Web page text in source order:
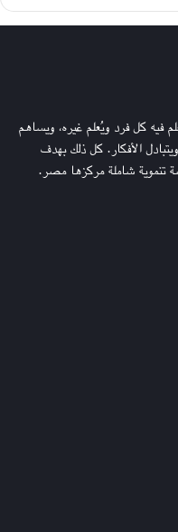
فيه كل فرد ويُعلم غيره، ويساهم
الأفكار. كل ذلك بهدف
تنموية شاملة مركزها مصر.